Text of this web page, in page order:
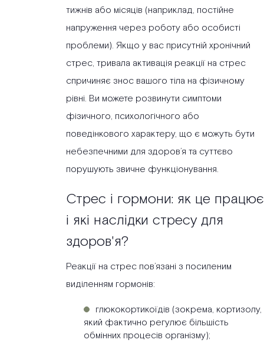
тижнів або місяців (наприклад, постійне
напруження через роботу або особисті
проблеми). Якщо у вас присутній хронічний
стрес, тривала активація реакції на стрес
спричиняє знос вашого тіла на фізичному
рівні. Ви можете розвинути симптоми
фізичного, психологічного або
поведінкового характеру, що є можуть бути
небезпечними для здоров’я та суттєво
порушують звичне функціонування.
Стрес і гормони: як це працює
і які наслідки стресу для
здоров'я?
Реакції на стрес пов’язані з посиленим
виділенням гормонів:
глюкокортикоїдів (зокрема, кортизолу,
який фактично регулює більшість
обмінних процесів організму);